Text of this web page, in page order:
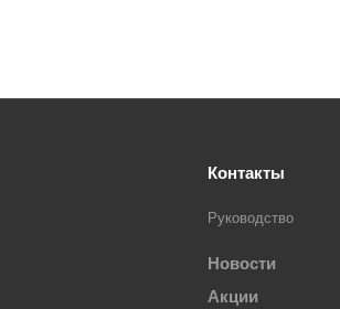
Контакты
Руководство
Новости
Акции